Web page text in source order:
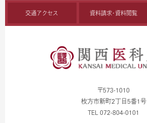
交通アクセス 資料請求・資料閲覧
〒573-1010
枚方市新町2丁目5番1号
TEL 072-804-0101